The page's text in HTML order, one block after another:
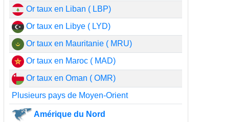
Or taux en Liban ( LBP)
Or taux en Libye ( LYD)
Or taux en Mauritanie ( MRU)
Or taux en Maroc ( MAD)
Or taux en Oman ( OMR)
Plusieurs pays de Moyen-Orient
Amérique du Nord